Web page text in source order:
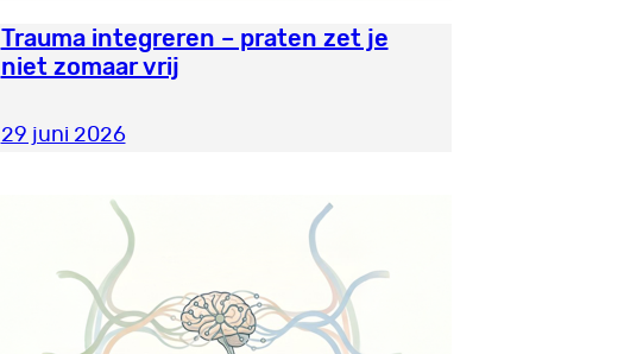
Trauma integreren – praten zet je
niet zomaar vrij
29 juni 2026